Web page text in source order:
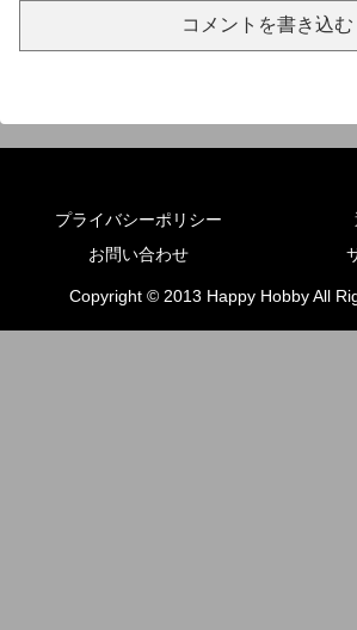
コメントを書き込む
プライバシーポリシー
お問い合わせ
Copyright © 2013 Happy Hobby All